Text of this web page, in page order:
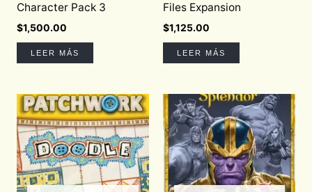
Character Pack 3
$1,500.00
LEER MÁS
Files Expansion
$1,125.00
LEER MÁS